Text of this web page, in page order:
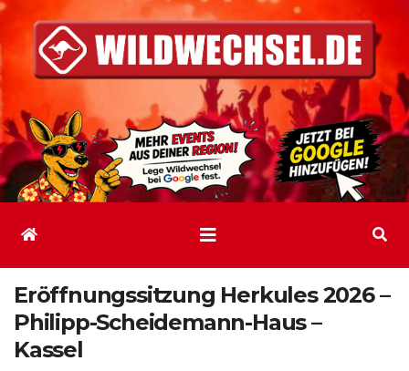
Inhalt
springen
Eröffnungssitzung Herkules 2026 –
Philipp-Scheidemann-Haus –
Kassel